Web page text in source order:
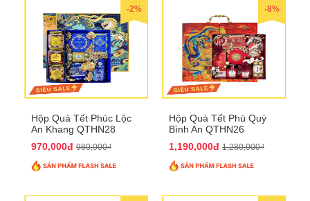
-2%
Hộp Quà Tết Phúc Lộc
An Khang QTHN28
970,000đ 980,000₫
-8%
Hộp Quà Tết Phú Quý
Bình An QTHN26
1,190,000đ 1,280,000₫